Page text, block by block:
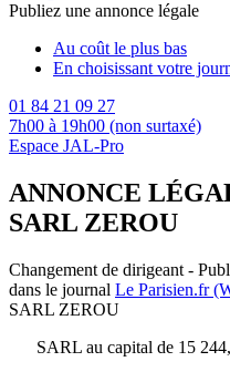
Publiez une annonce légale
Au coût le plus bas
En choisissant votre
01 84 21 09 27
7h00 à 19h00 (non surtaxé)
Espace JAL-Pro
ANNONCE
SARL ZEROU
Changement de dirigeant -
dans le journal Le Parisien.fr
SARL ZEROU
SARL au capital de 15